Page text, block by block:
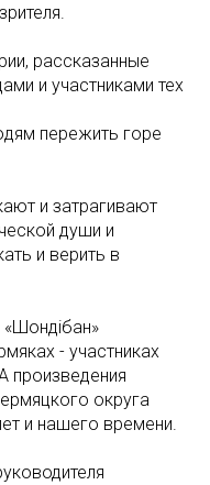
рассказанные
и участниками тех
пережить горе
и затрагивают
души и
и верить в
«Шондiбан»
- участниках
произведения
округа
и нашего времени.